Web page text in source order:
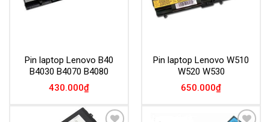
Pin laptop Lenovo B40
B4030 B4070 B4080
430.000₫
Pin laptop Lenovo W510
W520 W530
650.000₫